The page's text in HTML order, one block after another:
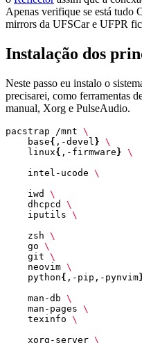
Apenas verifique se está tudo
mirrors da UFSCar e UFPR
Instalação dos
Neste passo eu instalo o
precisarei, como ferramentas
manual, Xorg e PulseAudio.
pacstrap /mnt
    base
{ ,-devel }
    linux
{ ,-firmware }
    intel-ucode
    iwd
    dhcpcd
    iputils
    zsh
    go
    git
    neovim
    python
{ ,-pip,-pynvim
    man-db
    man-pages
    texinfo
    xorg-server